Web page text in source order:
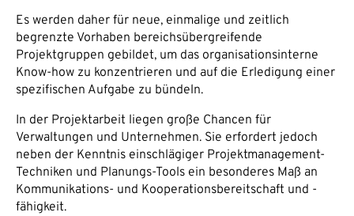
Es werden daher für neue, einmalige und zeitlich
begrenzte Vorhaben bereichsübergreifende
Projektgruppen gebildet, um das organisationsinterne
Know-how zu konzentrieren und auf die Erledigung einer
spezifischen Aufgabe zu bündeln.
In der Projektarbeit liegen große Chancen für
Verwaltungen und Unternehmen. Sie erfordert jedoch
neben der Kenntnis einschlägiger Projektmanagement-
Techniken und Planungs-Tools ein besonderes Maß an
Kommunikations- und Kooperationsbereitschaft und -
fähigkeit.